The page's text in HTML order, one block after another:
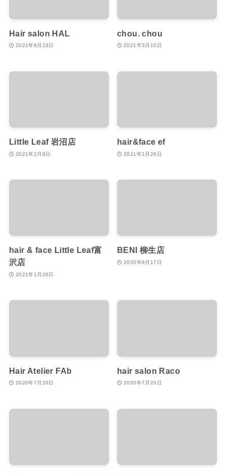
Hair salon HAL
2021年8月23日
chou. chou
2021年3月10日
Little Leaf 岩沼店
2021年2月8日
hair&face ef
2021年1月26日
hair & face Little Leaf富
沢店
2021年1月26日
BENI 柳生店
2020年9月17日
Hair Atelier FAb
2020年7月20日
hair salon Raco
2020年7月20日